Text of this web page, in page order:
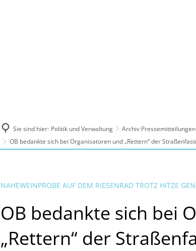
Sie sind hier: Politik und Verwaltung Archiv Pressemitteilungen
OB bedankte sich bei Organisatoren und „Rettern“ der
NAHEWEINPROBE AUF DEM RIESENRAD TROTZ HITZE
OB bedankte sich bei
„Rettern“ der